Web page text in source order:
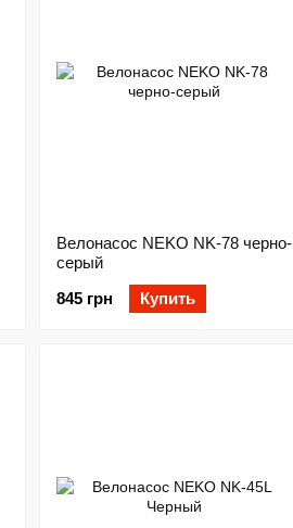
Велонасос NEKO NK-78 черно-
серый
845 грн
Купить